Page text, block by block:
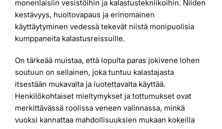
monenlaisiin vesistöihin ja kalastustekniikoihin. Niiden
kestävyys, huoltovapaus ja erinomainen
käyttäytyminen vedessä tekevät niistä monipuolisia
kumppaneita kalastusreissuille.
On tärkeää muistaa, että lopulta paras jokivene lohen
soutuun on sellainen, joka tuntuu kalastajasta
itsestään mukavalta ja luotettavalta käyttää.
Henkilökohtaiset mieltymykset ja tottumukset ovat
merkittävässä roolissa veneen valinnassa, minkä
vuoksi kannattaa mahdollisuuksien mukaan kokeilla